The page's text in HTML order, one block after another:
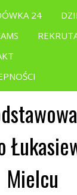
24
Mielcu